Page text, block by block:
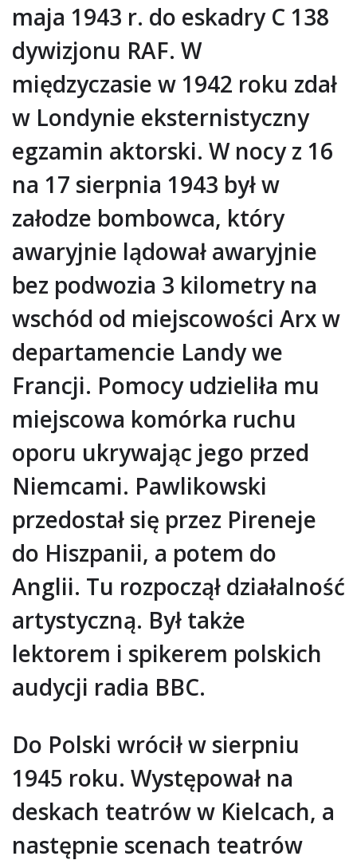
maja 1943 r. do eskadry C 138
dywizjonu RAF. W
międzyczasie w 1942 roku zdał
w Londynie eksternistyczny
egzamin aktorski. W nocy z 16
na 17 sierpnia 1943 był w
załodze bombowca, który
awaryjnie lądował awaryjnie
bez podwozia 3 kilometry na
wschód od miejscowości Arx w
departamencie Landy we
Francji. Pomocy udzieliła mu
miejscowa komórka ruchu
oporu ukrywając jego przed
Niemcami. Pawlikowski
przedostał się przez Pireneje
do Hiszpanii, a potem do
Anglii. Tu rozpoczął działalność
artystyczną. Był także
lektorem i spikerem polskich
audycji radia BBC.
Do Polski wrócił w sierpniu
1945 roku. Występował na
deskach teatrów w Kielcach, a
następnie scenach teatrów